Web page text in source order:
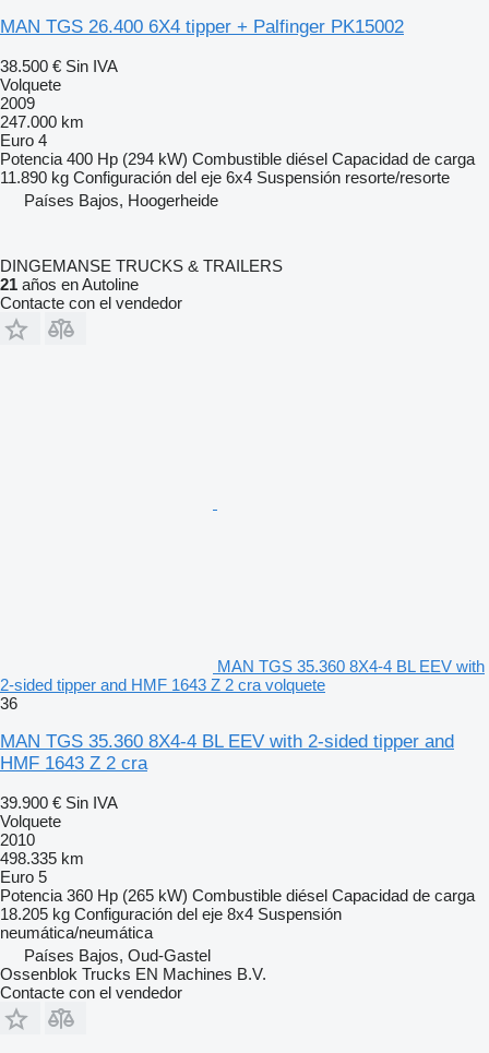
MAN TGS 26.400 6X4 tipper + Palfinger PK15002
38.500 € Sin IVA
Volquete
2009
247.000 km
Euro 4
Potencia 400 Hp (294 kW) Combustible diésel Capacidad de carga
11.890 kg Configuración del eje 6x4 Suspensión resorte/resorte
Países Bajos, Hoogerheide
DINGEMANSE TRUCKS & TRAILERS
21 años en Autoline
Contacte con el vendedor
MAN TGS 35.360 8X4-4 BL EEV with
2-sided tipper and HMF 1643 Z 2 cra volquete
36
MAN TGS 35.360 8X4-4 BL EEV with 2-sided tipper and
HMF 1643 Z 2 cra
39.900 € Sin IVA
Volquete
2010
498.335 km
Euro 5
Potencia 360 Hp (265 kW) Combustible diésel Capacidad de carga
18.205 kg Configuración del eje 8x4 Suspensión
neumática/neumática
Países Bajos, Oud-Gastel
Ossenblok Trucks EN Machines B.V.
Contacte con el vendedor